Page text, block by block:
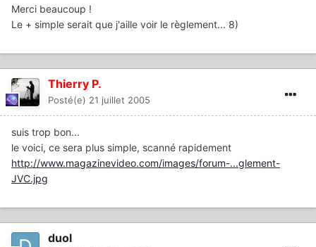
Merci beaucoup !
Le + simple serait que j'aille voir le règlement... 8)
Thierry P.
Posté(e) 21 juillet 2005
suis trop bon...
le voici, ce sera plus simple, scanné rapidement
http://www.magazinevideo.com/images/forum-...glement-
JVC.jpg
duol